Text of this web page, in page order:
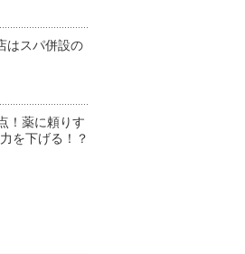
はスパ併設の
！薬に頼りす
を下げる！？